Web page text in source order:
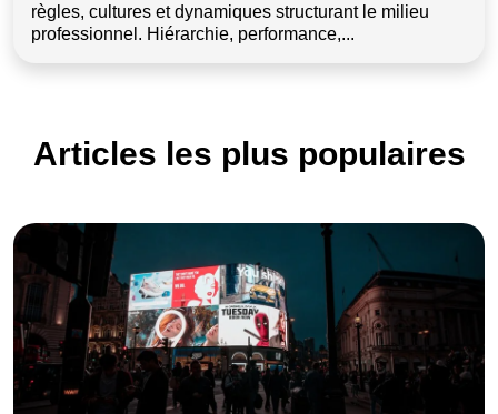
règles, cultures et dynamiques structurant le milieu
professionnel. Hiérarchie, performance,...
Articles les plus populaires